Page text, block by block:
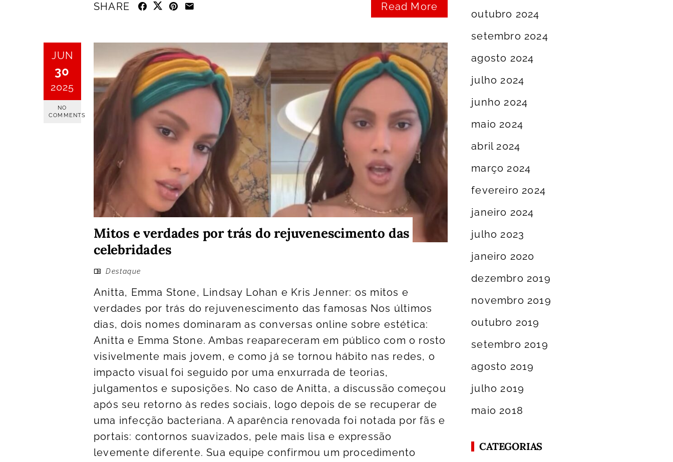
Read More
SHARE
JUN
30
2025
NO
COMMENTS
Mitos e verdades por trás do rejuvenescimento das
celebridades
Destaque
Anitta, Emma Stone, Lindsay Lohan e Kris Jenner: os mitos e
verdades por trás do rejuvenescimento das famosas Nos últimos
dias, dois nomes dominaram as conversas online sobre estética:
Anitta e Emma Stone. Ambas reapareceram em público com o rosto
visivelmente mais jovem, e como já se tornou hábito nas redes, o
impacto visual foi seguido por uma enxurrada de teorias,
julgamentos e suposições. No caso de Anitta, a discussão começou
após seu retorno às redes sociais, logo depois de se recuperar de
uma infecção bacteriana. A aparência renovada foi notada por fãs e
portais: contornos suavizados, pele mais lisa e expressão
levemente diferente. Sua equipe confirmou um procedimento
outubro 2024
setembro 2024
agosto 2024
julho 2024
junho 2024
maio 2024
abril 2024
março 2024
fevereiro 2024
janeiro 2024
julho 2023
janeiro 2020
dezembro 2019
novembro 2019
outubro 2019
setembro 2019
agosto 2019
julho 2019
maio 2018
CATEGORIAS